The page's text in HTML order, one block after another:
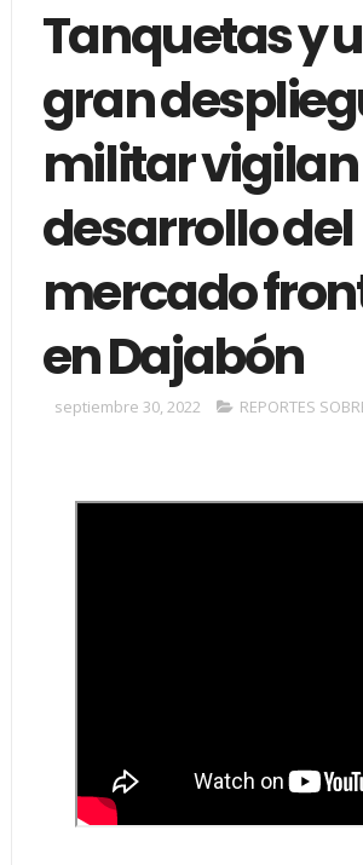
Tanquetas y
gran
militar vigilan
desarrollo del
mercado
en Dajabón
septiembre 30, 2022 REPORTES